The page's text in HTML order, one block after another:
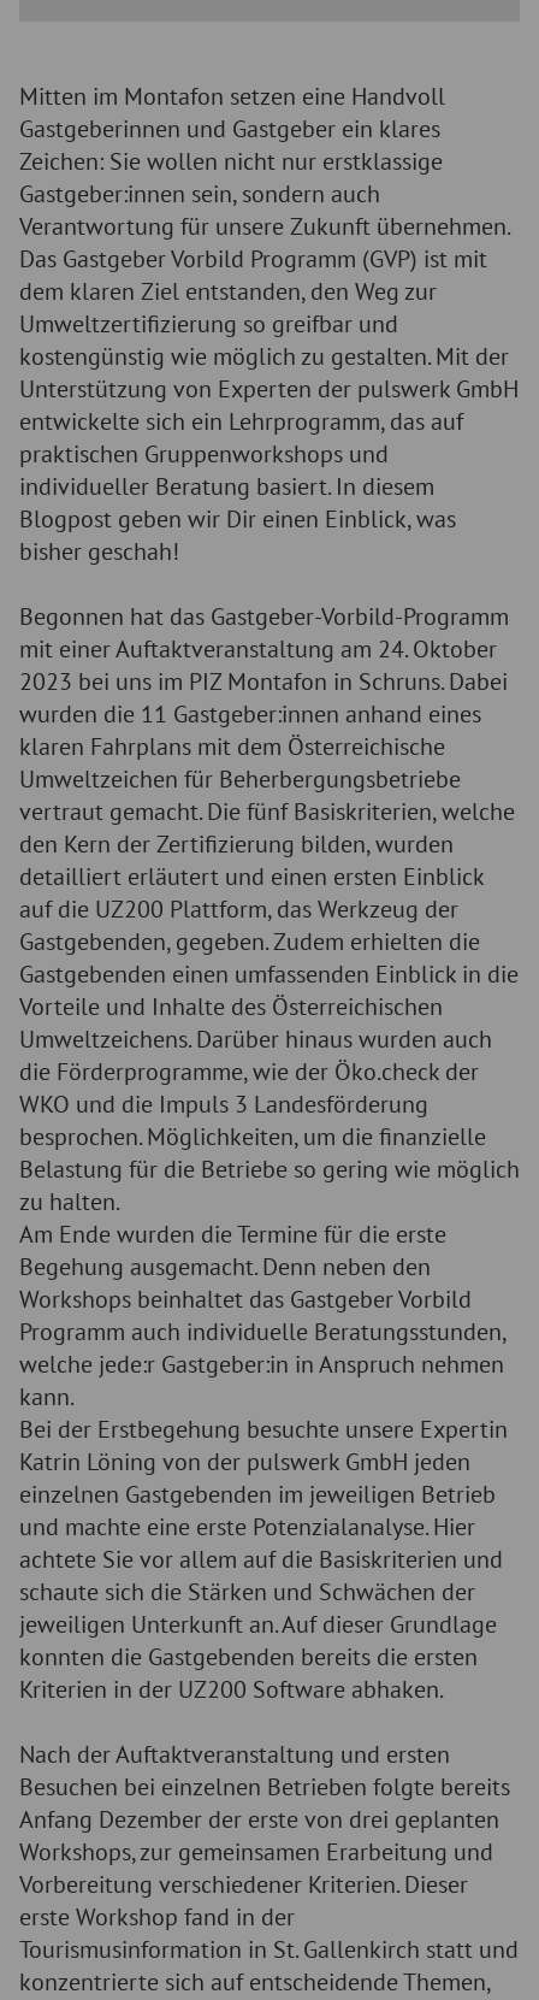
Mitten im Montafon setzen eine Handvoll
Gastgeberinnen und Gastgeber ein klares
Zeichen: Sie wollen nicht nur erstklassige
Gastgeber:innen sein, sondern auch
Verantwortung für unsere Zukunft übernehmen.
Das Gastgeber Vorbild Programm (GVP) ist mit
dem klaren Ziel entstanden, den Weg zur
Umweltzertifizierung so greifbar und
kostengünstig wie möglich zu gestalten. Mit der
Unterstützung von Experten der pulswerk GmbH
entwickelte sich ein Lehrprogramm, das auf
praktischen Gruppenworkshops und
individueller Beratung basiert. In diesem
Blogpost geben wir Dir einen Einblick, was
bisher geschah!
Begonnen hat das Gastgeber-Vorbild-Programm
mit einer Auftaktveranstaltung am 24. Oktober
2023 bei uns im PIZ Montafon in Schruns. Dabei
wurden die 11 Gastgeber:innen anhand eines
klaren Fahrplans mit dem Österreichische
Umweltzeichen für Beherbergungsbetriebe
vertraut gemacht. Die fünf Basiskriterien, welche
den Kern der Zertifizierung bilden, wurden
detailliert erläutert und einen ersten Einblick
auf die UZ200 Plattform, das Werkzeug der
Gastgebenden, gegeben. Zudem erhielten die
Gastgebenden einen umfassenden Einblick in die
Vorteile und Inhalte des Österreichischen
Umweltzeichens. Darüber hinaus wurden auch
die Förderprogramme, wie der Öko.check der
WKO und die Impuls 3 Landesförderung
besprochen. Möglichkeiten, um die finanzielle
Belastung für die Betriebe so gering wie möglich
zu halten.
Am Ende wurden die Termine für die erste
Begehung ausgemacht. Denn neben den
Workshops beinhaltet das Gastgeber Vorbild
Programm auch individuelle Beratungsstunden,
welche jede:r Gastgeber:in in Anspruch nehmen
kann.
Bei der Erstbegehung besuchte unsere Expertin
Katrin Löning von der pulswerk GmbH jeden
einzelnen Gastgebenden im jeweiligen Betrieb
und machte eine erste Potenzialanalyse. Hier
achtete Sie vor allem auf die Basiskriterien und
schaute sich die Stärken und Schwächen der
jeweiligen Unterkunft an. Auf dieser Grundlage
konnten die Gastgebenden bereits die ersten
Kriterien in der UZ200 Software abhaken.
Nach der Auftaktveranstaltung und ersten
Besuchen bei einzelnen Betrieben folgte bereits
Anfang Dezember der erste von drei geplanten
Workshops, zur gemeinsamen Erarbeitung und
Vorbereitung verschiedener Kriterien. Dieser
erste Workshop fand in der
Tourismusinformation in St. Gallenkirch statt und
konzentrierte sich auf entscheidende Themen,